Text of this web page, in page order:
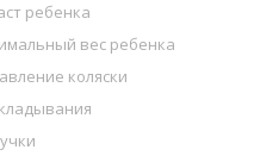
ребенка
вес ребенка
коляски